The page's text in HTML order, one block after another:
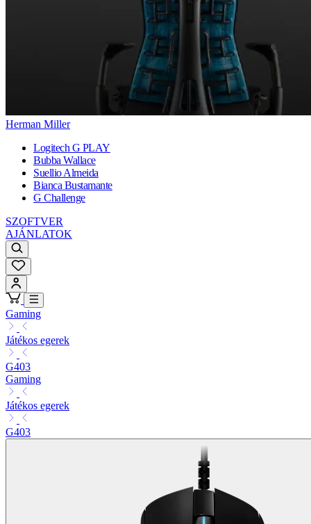
Herman Miller
Logitech G PLAY
Bubba Wallace
Suellio Almeida
Bianca Bustamante
G Challenge
SZOFTVER
AJÁNLATOK
Gaming
Játékos egerek
G403
Gaming
Játékos egerek
G403